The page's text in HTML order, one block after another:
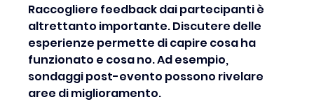
Raccogliere feedback dai partecipanti è
altrettanto importante. Discutere delle
esperienze permette di capire cosa ha
funzionato e cosa no. Ad esempio,
sondaggi post-evento possono rivelare
aree di miglioramento.